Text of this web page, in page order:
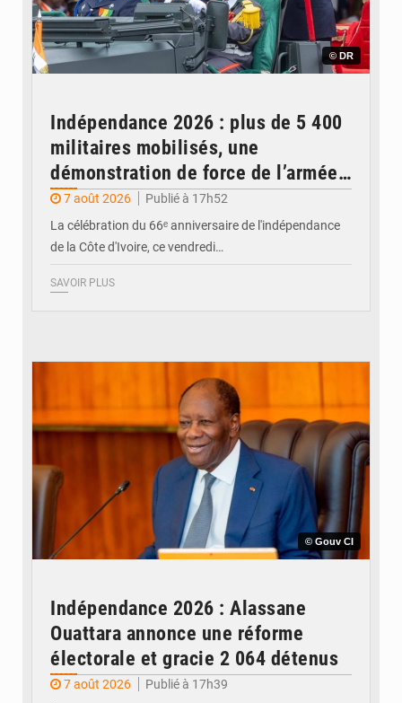
© DR
Indépendance 2026 : plus de 5 400
militaires mobilisés, une
démonstration de force de l’armée
ivoirienne à Yopougon
7 août 2026
Publié à 17h52
La célébration du 66ᵉ anniversaire de l'indépendance
de la Côte d'Ivoire, ce vendredi…
SAVOIR PLUS
© Gouv CI
Indépendance 2026 : Alassane
Ouattara annonce une réforme
électorale et gracie 2 064 détenus
7 août 2026
Publié à 17h39